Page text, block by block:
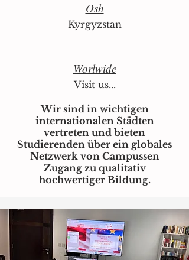
Osh
Kyrgyzstan
Worlwide
Visit us...
Wir sind in wichtigen
internationalen Städten
vertreten und bieten
Studierenden über ein globales
Netzwerk von Campussen
Zugang zu qualitativ
hochwertiger Bildung.